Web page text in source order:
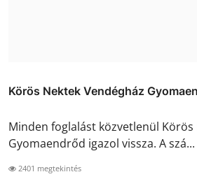
Körös Nektek Vendégház
Minden foglalást közvetlenül Körös
Gyomaendrőd igazol vissza. A szá...
2401 megtekintés